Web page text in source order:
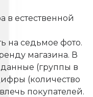
в естественной
на седьмое фото.
магазина. В
(группы в
(количество
покупателей.